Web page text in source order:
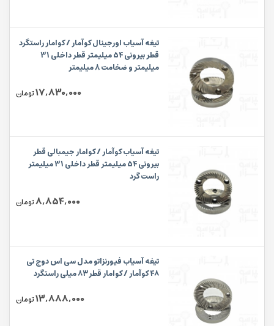
تیغه آسیاب اورجینال کوآمار / کوامار راستگرد
قطر بیرونی 54 میلیمتر قطر داخلی 31
میلیمتر و ضخامت 8 میلیمتر
17,830,000تومان
تیغه آسیاب کوآمار / کوامار جیمبالی قطر
بیرونی 54 میلیمتر قطر داخلی 31 میلیمتر
راست گرد
8,854,000تومان
تیغه آسیاب فیورنزاتو مدل سی اس دوج تی
۴۸ کوآمار / کوامار قطر۸۳ میلی راستگرد
13,888,000تومان